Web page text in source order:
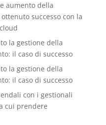
aumento della
successo con la
la gestione della
il caso di successo
la gestione della
il caso di successo
con i gestionali
cui prendere